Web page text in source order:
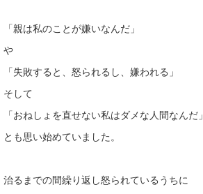
「親は私のことが嫌いなんだ」
や
「失敗すると、怒られるし、嫌われる」
そして
「おねしょを直せない私はダメな人間なんだ」
とも思い始めていました。
治るまでの間繰り返し怒られているうちに